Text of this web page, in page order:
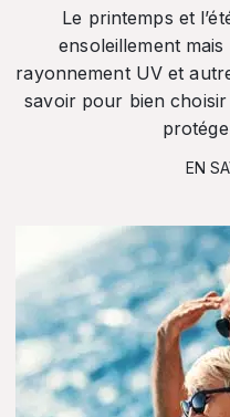
Le printemps et
ensoleillement
rayonnement UV et
savoir pour bien
EN